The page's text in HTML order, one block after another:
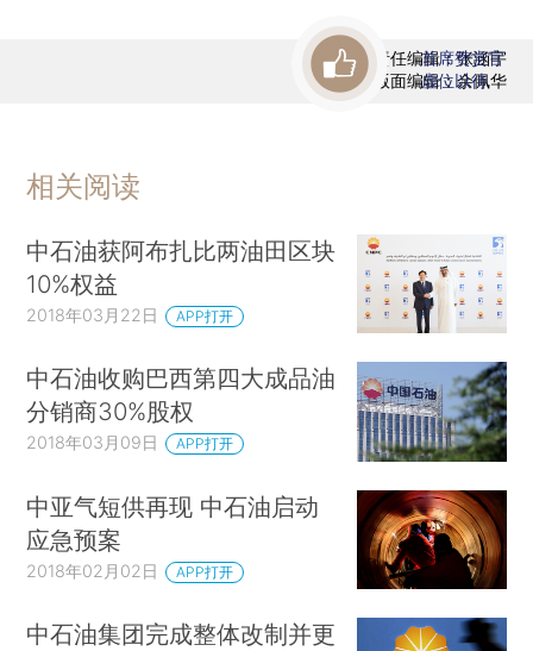
责任编辑：张涵宇
版面编辑：余佩华
首席赞赏官
虚位以待
相关阅读
中石油获阿布扎比两油田区块
10%权益
2018年03月22日 APP打开
中石油收购巴西第四大成品油
分销商30%股权
2018年03月09日 APP打开
中亚气短供再现 中石油启动
应急预案
2018年02月02日 APP打开
中石油集团完成整体改制并更